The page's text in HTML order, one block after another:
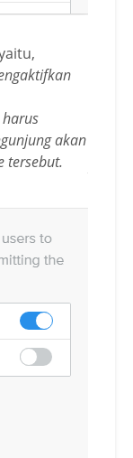
akan
tersebut.